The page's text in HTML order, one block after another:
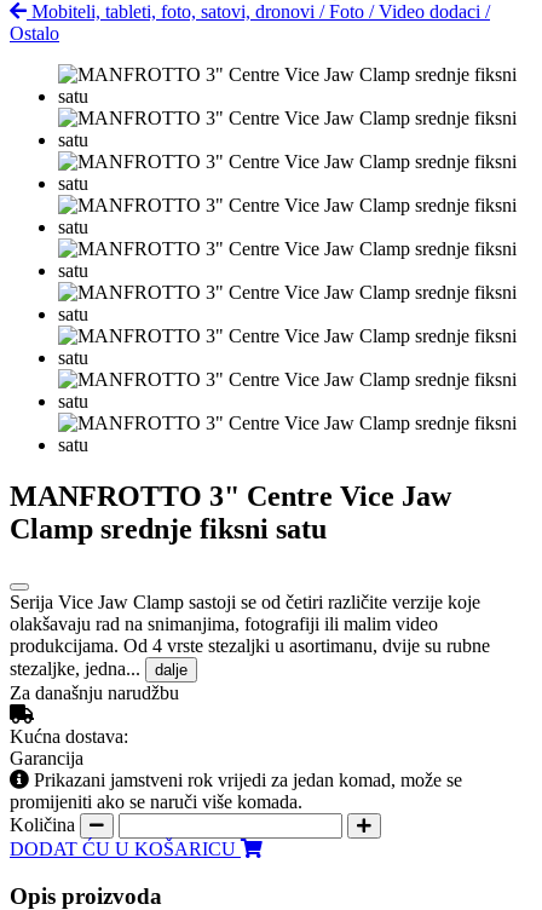
Mobiteli, tableti, foto, satovi, dronovi /Foto / Video dodaci /
Ostalo
MANFROTTO 3" Centre Vice Jaw
Clamp srednje fiksni satu
Serija Vice Jaw Clamp sastoji se od četiri različite verzije koje
olakšavaju rad na snimanjima, fotografiji ili malim video
produkcijama. Od 4 vrste stezaljki u asortimanu, dvije su rubne
stezaljke, jedna...
dalje
Za današnju narudžbu
Kućna dostava:
Garancija
Prikazani jamstveni rok vrijedi za jedan komad, može se
promijeniti ako se naruči više komada.
Količina
DODAT ĆU U KOŠARICU
Opis proizvoda